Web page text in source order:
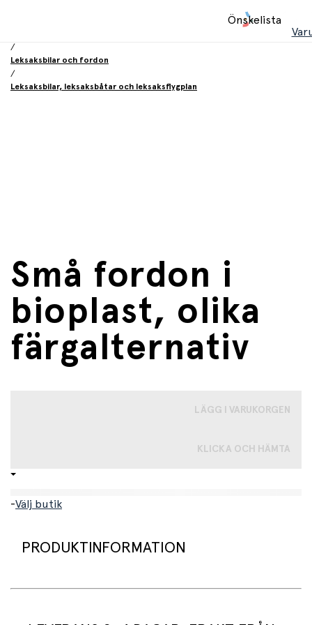
Önskelista
/
Leksaksbilar och fordon
/
Leksaksbilar, leksaksbåtar och leksaksflygplan
Små fordon i
bioplast, olika
färgalternativ
LÄGG I VARUKORGEN
KLICKA OCH HÄMTA
-Välj butik
PRODUKTINFORMATION